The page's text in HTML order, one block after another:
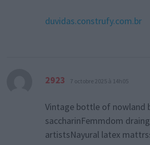
duvidas.construfy.com.br
2923 dit :
7 octobre 2025 à 14h05
Vintage bottle of nowland
saccharinFemmdom
artistsNayural latex